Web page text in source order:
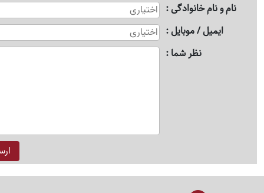
نام و نام خانوادگی
ایمیل / موبایل
نظر شما